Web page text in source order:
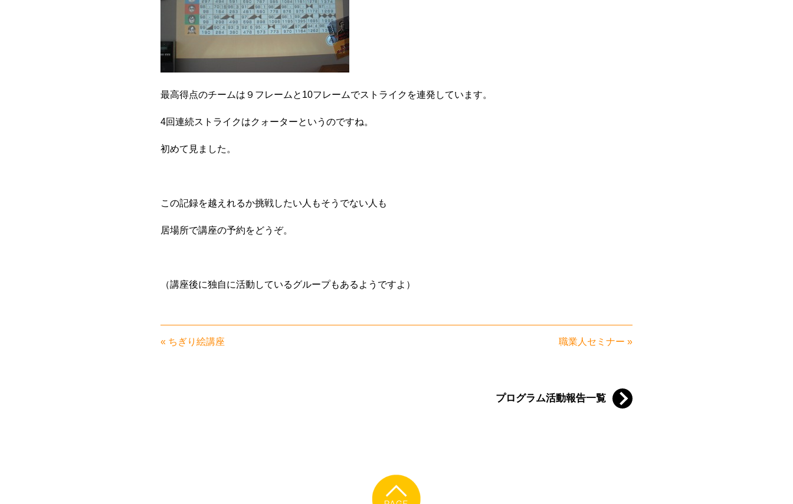
最高得点のチームは９フレームと10フレームでストライクを連発しています。
4回連続ストライクはクォーターというのですね。
初めて見ました。
この記録を越えれるか挑戦したい人もそうでない人も
居場所で講座の予約をどうぞ。
（講座後に独自に活動しているグループもあるようですよ）
« ちぎり絵講座 職業人セミナー »
プログラム活動報告一覧